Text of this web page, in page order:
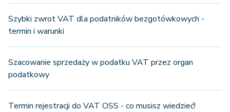
Szybki zwrot VAT dla podatników bezgotówkowych -
termin i warunki
Szacowanie sprzedaży w podatku VAT przez organ
podatkowy
Termin rejestracji do VAT OSS - co musisz wiedzieć!